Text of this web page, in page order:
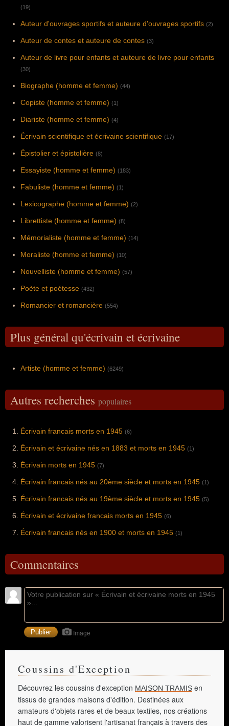
(19)
Auteur d'ouvrages sportifs et auteure d'ouvrages sportifs (2)
Auteur de contes et auteure de contes (3)
Auteur de livre pour enfants et auteure de livre pour enfants
(30)
Biographe (homme et femme) (44)
Copiste (homme et femme) (1)
Diariste (homme et femme) (4)
Écrivain scientifique et écrivaine scientifique (17)
Épistolier et épistolière (8)
Essayiste (homme et femme) (183)
Fabuliste (homme et femme) (1)
Lexicographe (homme et femme) (2)
Librettiste (homme et femme) (8)
Mémorialiste (homme et femme) (14)
Moraliste (homme et femme) (10)
Nouvelliste (homme et femme) (57)
Poète et poétesse (432)
Romancier et romancière (554)
Plus général qu'écrivain et écrivaine
Artiste (homme et femme) (6249)
Autres recherches populaires
Écrivain francais morts en 1945 (6)
Écrivain et écrivaine nés en 1883 et morts en 1945 (1)
Écrivain morts en 1945 (7)
Écrivain francais nés au 20ème siècle et morts en 1945 (1)
Écrivain francais nés au 19ème siècle et morts en 1945 (5)
Écrivain et écrivaine francais morts en 1945 (6)
Écrivain francais nés en 1900 et morts en 1945 (1)
Commentaires
Image
Coussins d'Exception
Découvrez les coussins d'exception MAISON TRAMIS en
tissus de grandes maisons d'édition. Destinées aux
amateurs d'objets rares et de beaux textiles, nos créations
haut de gamme valorisent l'artisanat français à travers des